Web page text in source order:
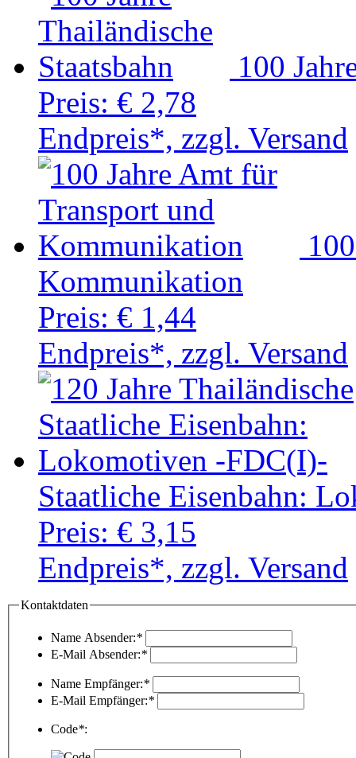
100
Preis: € 2,78
Endpreis*, zzgl. Versand
Kommunikation
Preis: € 1,44
Endpreis*, zzgl. Versand
Staatliche Eisenbahn:
Preis: € 3,15
Endpreis*, zzgl. Versand
Kontaktdaten
Name Absender:*
E-Mail Absender:*
Name Empfänger:*
E-Mail Empfänger:*
Code*: